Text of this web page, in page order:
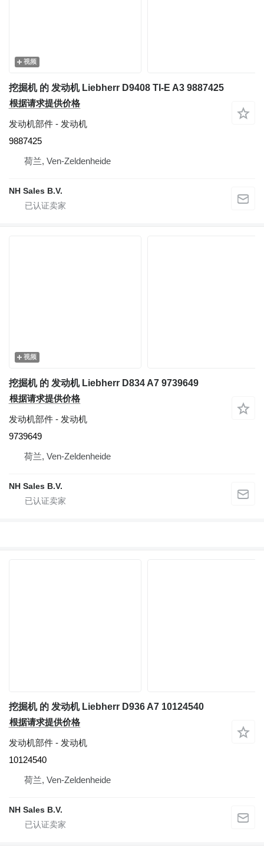
视频
挖掘机 的 发动机 Liebherr D9408 TI-E A3 9887425
根据请求提供价格
发动机部件 - 发动机
9887425
荷兰, Ven-Zeldenheide
NH Sales B.V.
视频
挖掘机 的 发动机 Liebherr D834 A7 9739649
根据请求提供价格
发动机部件 - 发动机
9739649
荷兰, Ven-Zeldenheide
NH Sales B.V.
挖掘机 的 发动机 Liebherr D936 A7 10124540
根据请求提供价格
发动机部件 - 发动机
10124540
荷兰, Ven-Zeldenheide
NH Sales B.V.